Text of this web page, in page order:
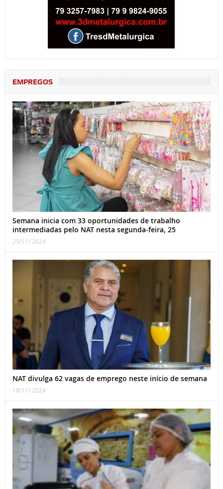
EMPREGOS
Semana inicia com 33 oportunidades de trabalho
intermediadas pelo NAT nesta segunda-feira, 25
25/11/ 2024
NAT divulga 62 vagas de emprego neste início de semana
18/11/ 2024